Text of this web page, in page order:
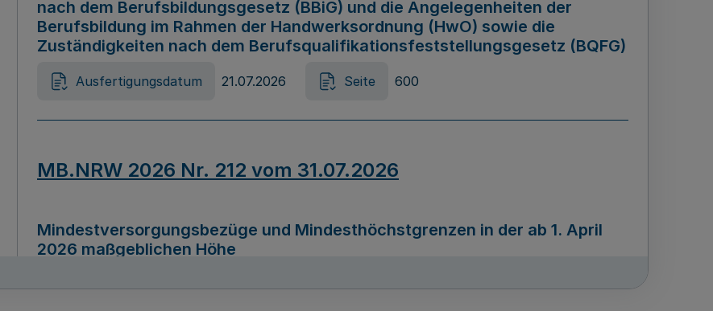
nach dem Berufsbildungsgesetz (BBiG) und die Angelegenheiten der
Berufsbildung im Rahmen der Handwerksordnung (HwO) sowie die
Zuständigkeiten nach dem Berufsqualifikationsfeststellungsgesetz (BQFG)
Ausfertigungsdatum 21.07.2026 Seite 600
MB.NRW 2026 Nr. 212 vom 31.07.2026
Mindestversorgungsbezüge und Mindesthöchstgrenzen in der ab 1. April
2026 maßgeblichen Höhe